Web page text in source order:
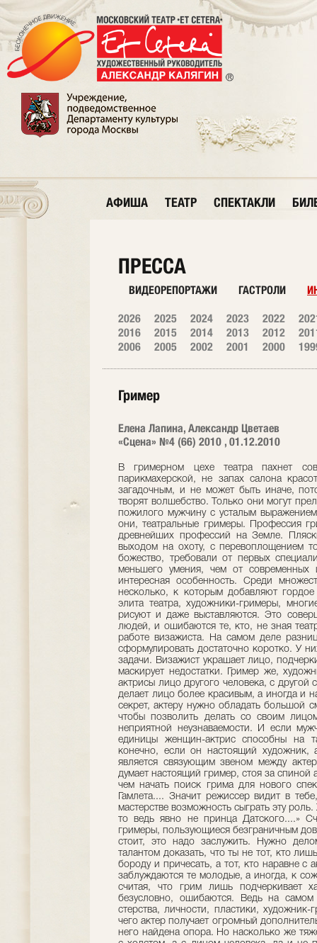
АФИША ТЕАТР СПЕКТАКЛИ
ПРЕССА
ВИДЕОРЕПОРТАЖИ ГАСТРОЛИ
2026 2025 2024 2023 2022
2016
2015 2014 2013 2012
2006
2005 2002 2001 2000
Гример
Елена Лапина, Александр Цветаев
«Сцена» №4 (66) 2010 , 01.12.2010
В гримерном цехе театра пахнет совершенно по-особому. Это не запах парикмахерской, не запах салона красоты. Здесь пахнет чем-то неуловимым и загадочным, и не может быть иначе, потому что здесь работают люди, которыe творят волшебство. Только они могут прелестную девушку превратить в Бабу-Ягу, а пожилого мужчину с усталым выражением лица - в юного соблазнителя. Это все они, театральные гримеры. Профессия гримера, вне всякого сомнения - одна из древнейших профессий на Земле. Пляски древних людей вокруг костра перед выходом на охоту, с перевоплощением то в животного, то в охотника, а то и в божество, требовали от первых специалистов по раскрашиванию лиц и тел нe меньшего умения, чем от современных штатных художников-гримеров. Кстати, интересная особенность. Среди множества театральных профессий есть лишь несколько, к которым добавляют гордое слово «художник». И особняком стоит элита театра, художники-гримеры, многие из которых и в самом деле неплохо рисуют и даже выставляются. Это совершенно особая профессия, особая каста людей, и ошибаются те, кто, не зная театра, полагает, что работа гримера близка работе визажиста. На самом деле разница огромна, но ее можно определить и сформулировать до­статочно коротко. У них просто принципиально разные цели и задачи. Визажист украшает лицо, подчеркивает его выигрыш­ные черты и скрывает, маскирует недостатки. Гример же, художник-гример, создает из лица актера или актрисы лицо другого человека, с другой судьбой, с другим характером. Иногда он делает лицо более краси­вым, а иногда и наоборот. Между прочим, и это совсем не секрет, актеру нужно обладать большой смелостью и верой в себя и в партне­ров, чтобы позволить делать со своим лицом то, что ис­казит его черты порой до неприятной неузнаваемости. И если мужчины-актеры еще идут на это, то лишь единицы женщин-актрис способны на такой подвиг. А ведь как раз гример, конечно, если он настоящий художник, а не строчка в штатном расписании, и являет­ся связующим звеном между актером и образом. Можно догадаться, что думает настоящий гример, стоя за спиной актера и глядя на него в зеркало, прежде чем начать поиск грима для нового спектакля. «Да-а-а... Ну, назначили тебя на Гамлета.... Значит режиссер видит в тебе, твоей психике, твоей личности, твоем мастерстве возможность сыграть эту роль. Хоро­шо. ... Но что же мне делать? Лицо-то ведь явно не принца Датского....» Счастлив тот театр, в котором работают гримеры, пользующиеся безграничным доверием актеров и актрис. О, это дорогого стоит, это надо заслужить. Нужно делом, мастерством, душой, преданностью, талантом доказать, что ты не тот, кто лишь грамотно умеет нанести грим, наклеить бороду и причесать, а тот, кто наравне с акте­ром способен творить образ. Наивно заблуждаются те молодые, а иногда, к сожалению, и не слишком молодые актеры, считая, что грим лишь подчеркивает характер созданного ими образа. Они, безусловно, ошибаются. Ведь на самом деле, отталкиваясь от актерского ма­стерства, личности, пластики, художник-гример делает с лицом актера то, после чего актер получает огромный дополнительный импульс в работе над образом. Для него найдена опора. Но насколько же тяжело это дается! Ведь гример работает не с холстом, а с лицом человека, да и не просто человека, а актера, или, что еще сложнее, актрисы. Какой же невероятной степенью такта и понимания человече­ской психики должен он обладать, работая в театре, этом, наверное, самом странном из человеческих сообществ. Понаблюдайте, как один и тот же гример готовит к спектаклю разных актеров. С одним он во время работы шутит, с другим говорит о событиях в стране, слушает душевные излияния третьего, а с четвертым оба молчат, один сосредоточенно глядя в зеркало, а другой, работая кисточками и расческами. Театральный гример - тончай­ший психолог, психоаналитик, психотерапевт. Гримируя лицо актера, наклеивая наклейки и надевая парик, он одновременно готовит и самого актера к выходу на сцену, дает ему возможность очиститься от бытовизма или успо­коиться, или, наоборот, возбудить свой темперамент. Вот почему актеры так любят, когда их каждый раз гримирует один и тот же человек. И дело тут не в привычке, вернее, не только в ней. Дело ведь еще и в созвучии, сочувствии, содействии внутреннему состоянию и темпераменту. Да, безусловно, этот темперамент частенько вырыва­ется наружу в виде капризов, требований, недовольства и, упаси господи, истерик. Это же - театр! Но настоящий художник, а мы уже поняли, что истинный гример - это художник, выше этого, потому что знает нечто большее. Ведь не просто так пещерные шаманы раскрашивали свои и чужие лица. Не просто для забавы и потехи раскра­шивают лица и надевают парики в современном театре. Как тогда, так и сейчас, преобразование лица имеет осо­бый смысл: сакральный, ритуальный, священный. Далеко не каждый, владеющий этой профессией, задумывается над этим, но, поверьте, подсознательно каждый понимает, в какую область он вторгается. Ох, какое